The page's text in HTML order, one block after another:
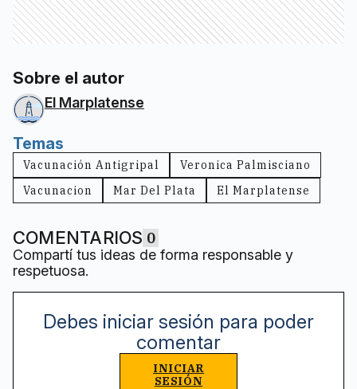
Sobre el autor
El Marplatense
Temas
Vacunación Antigripal
Veronica Palmisciano
Vacunacion
Mar Del Plata El Marplatense
COMENTARIOS 0
Compartí tus ideas de forma responsable y
respetuosa.
Debes iniciar sesión para poder
comentar
INICIAR
SESIÓN